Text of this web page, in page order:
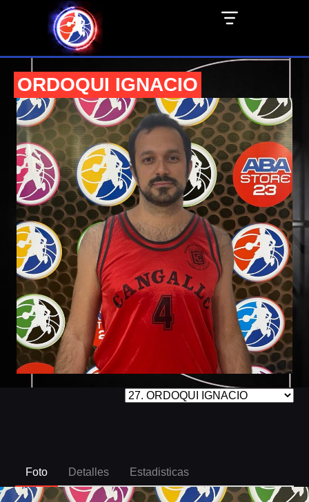
ORDOQUI IGNACIO
Foto Detalles Estadisticas